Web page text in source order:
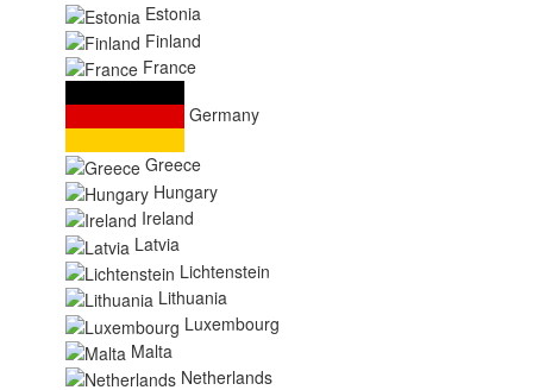
Estonia
Finland
France
Germany
Greece
Hungary
Ireland
Latvia
Lichtenstein
Lithuania
Luxembourg
Malta
Netherlands